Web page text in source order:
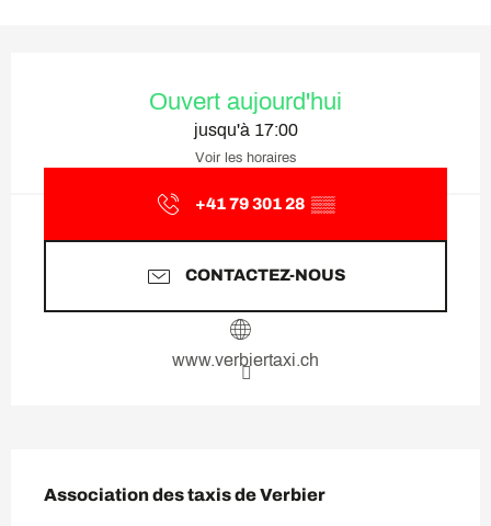
Ouvert aujourd'hui
jusqu'à 17:00
Voir les horaires
+41 79 301 28 ▒▒
CONTACTEZ-NOUS
www.verbiertaxi.ch
Association des taxis de Verbier